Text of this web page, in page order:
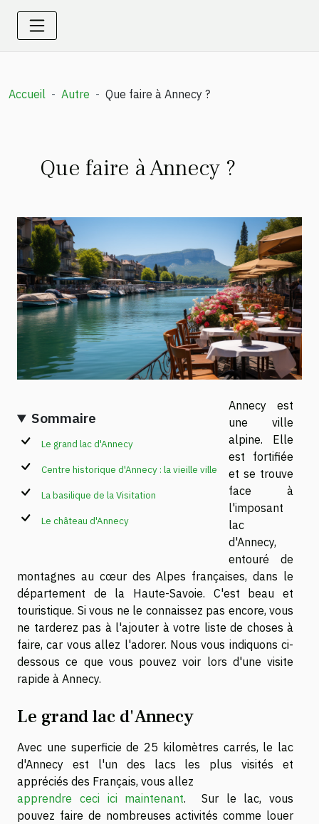
Accueil Autre Que faire à Annecy ?
Que faire à Annecy ?
Sommaire
Le grand lac d'Annecy
Centre historique d'Annecy : la vieille ville
La basilique de la Visitation
Le château d'Annecy
Annecy est
une ville
alpine. Elle
est fortifiée
et se trouve
face à
l'imposant
lac
d'Annecy,
entouré de
montagnes au cœur des Alpes françaises, dans le
département de la Haute-Savoie. C'est beau et
touristique. Si vous ne le connaissez pas encore, vous
ne tarderez pas à l'ajouter à votre liste de choses à
faire, car vous allez l'adorer. Nous vous indiquons ci-
dessous ce que vous pouvez voir lors d'une visite
rapide à Annecy.
Le grand lac d'Annecy
Avec une superficie de 25 kilomètres carrés, le lac
d'Annecy est l'un des lacs les plus visités et
appréciés des Français, vous allez
apprendre ceci ici maintenant. Sur le lac, vous
pouvez faire de nombreuses activités comme louer